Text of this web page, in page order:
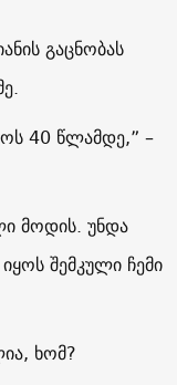
გაცნობას
40 წლამდე,” –
მოდის. უნდა
შემკული ჩემი
ხომ?